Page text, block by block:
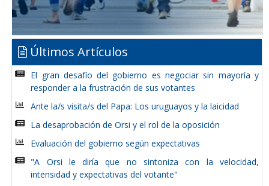
Últimos Artículos
El gran desafío del gobierno es negociar sin mayoría y
responder a la frustración de sus votantes
Ante la/s visita/s del Papa: Los uruguayos y la laicidad
La desaprobación de Orsi y el rol de la oposición
Evaluación del gobierno según expectativas
"A Orsi le diría que no sintoniza con la velocidad,
intensidad y expectativas del votante"